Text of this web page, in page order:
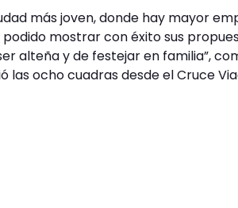
más joven, donde hay mayor
mostrar con éxito sus
alteña y de festejar en familia”,
las ocho cuadras desde el Cruce